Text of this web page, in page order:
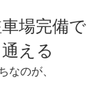
場完備で
える
なのが、